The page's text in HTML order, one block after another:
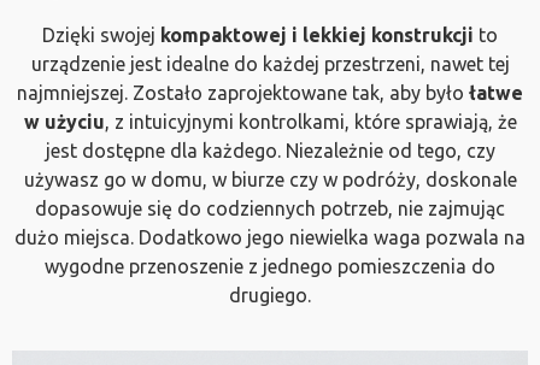
Dzięki swojej kompaktowej i lekkiej konstrukcji to
urządzenie jest idealne do każdej przestrzeni, nawet tej
najmniejszej. Zostało zaprojektowane tak, aby było łatwe
w użyciu , z intuicyjnymi kontrolkami, które sprawiają, że
jest dostępne dla każdego. Niezależnie od tego, czy
używasz go w domu, w biurze czy w podróży, doskonale
dopasowuje się do codziennych potrzeb, nie zajmując
dużo miejsca. Dodatkowo jego niewielka waga pozwala na
wygodne przenoszenie z jednego pomieszczenia do
drugiego.